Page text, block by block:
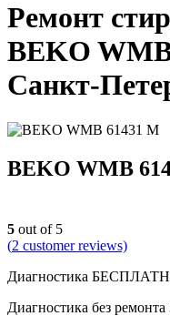
Ремонт
BEKO
Санкт-
BEKO WMB
5 out of 5
(2 customer reviews)
Диагностика
Диагностика без ремонта